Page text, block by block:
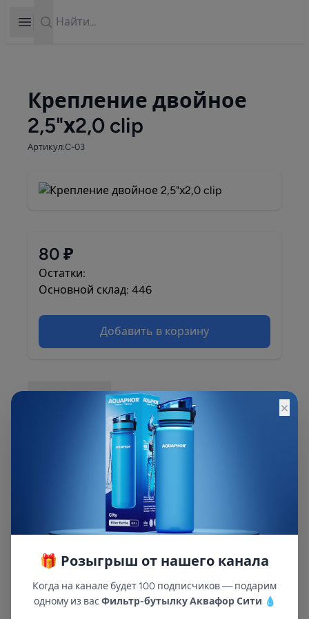
Open sidebar
Крепление двойное
2,5"х2,0 clip
Артикул:C-03
80 ₽
Остатки:
Основной склад: 446
Добавить в корзину
Описание и характеристики смотрите на
×
🎁 Розыгрыш от нашего канала
Когда на канале будет 100 подписчиков — подарим
одному из вас Фильтр-бутылку Аквафор Сити 💧